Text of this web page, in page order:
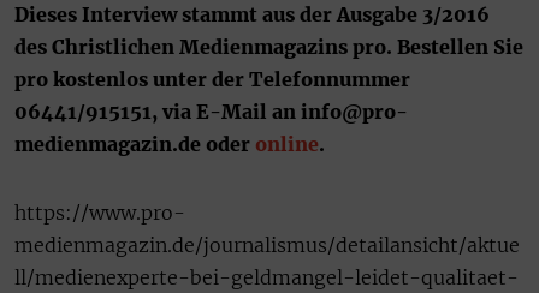
Dieses Interview stammt aus der Ausgabe 3/2016
des Christlichen Medienmagazins pro. Bestellen Sie
pro kostenlos unter der Telefonnummer
06441/915151, via E-Mail an info@pro-
medienmagazin.de oder online.
https://www.pro-
medienmagazin.de/journalismus/detailansicht/aktue
ll/medienexperte-bei-geldmangel-leidet-qualitaet-